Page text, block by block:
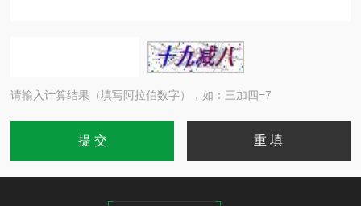
请输入计算结果（填写阿拉伯数字），如：三加四=7